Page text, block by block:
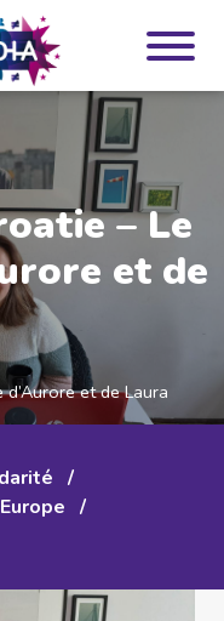
– Le
et de
et de Laura
/
Europe /